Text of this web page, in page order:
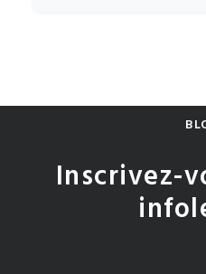
Inscrivez-